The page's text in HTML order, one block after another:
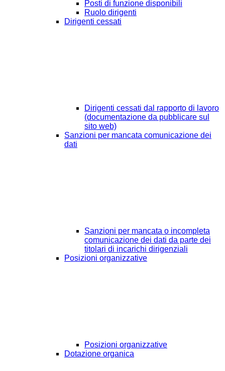
Posti di funzione disponibili
Ruolo dirigenti
Dirigenti cessati
Dirigenti cessati dal rapporto di lavoro
(documentazione da pubblicare sul
sito web)
Sanzioni per mancata comunicazione dei
dati
Sanzioni per mancata o incompleta
comunicazione dei dati da parte dei
titolari di incarichi dirigenziali
Posizioni organizzative
Posizioni organizzative
Dotazione organica